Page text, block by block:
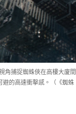
角捕捉蜘蛛俠在高樓大廈間
避的高速衝擊感。（《蜘蛛